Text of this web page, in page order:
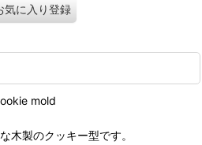
気に入り登録
mold
木製のクッキー型です。